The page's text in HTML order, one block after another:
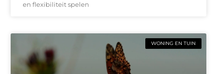
en flexibiliteit spelen
WONING EN TUIN